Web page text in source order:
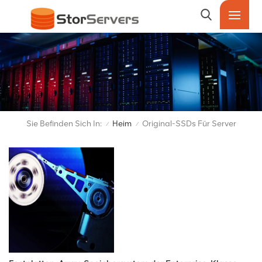
Sie Befinden Sich In: / Heim / Original-SSDs Für Server